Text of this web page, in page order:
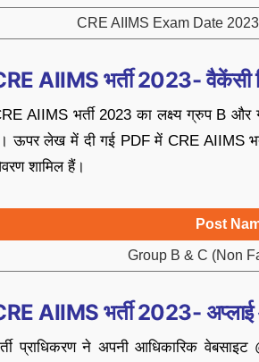
CRE AIIMS Exam Date 2023
AIIMS भर्ती 2023- वैकेंसी
AIIMS भर्ती 2023 का लक्ष्य ग्रुप B और
ऊपर लेख में दी गई PDF में CRE AIIMS
शामिल हैं।
Post
Group B & C (Non
AIIMS भर्ती 2023-
प्राधिकरण ने अपनी आधिकारिक